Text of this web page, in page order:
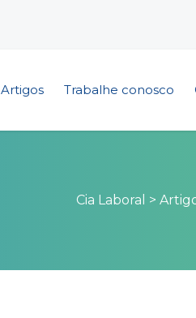
Artigos Trabalhe conosco
Cia Laboral >